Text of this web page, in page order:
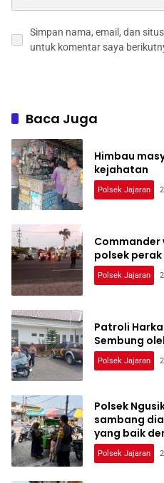
Simpan nama, email, dan
untuk komentar saya
Baca Juga
Himbau
kejahatan
Polsek Jajaran
polsek perak
Polsek Jajaran
Patroli
Sembung
Polsek Jajaran
Polsek
sambang
yang baik
Polsek Jajaran